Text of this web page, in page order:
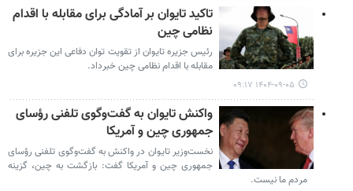
تاکید تایوان بر آمادگی برای مقابله با اقدام
نظامی چین
رئیس جزیره تایوان از تقویت توان دفاعی این جزیره برای
مقابله با اقدام نظامی چین خبرداد.
۱۴۰۴-۰۹-۰۵ ۰۹:۱۷
واکنش تایوان به گفت‌وگوی تلفنی رؤسای
جمهوری چین و آمریکا
نخست‌وزیر تایوان در واکنش به گفت‌وگوی تلفنی رؤسای
جمهوری چین و آمریکا گفت: بازگشت به چین، گزینه
مردم ما نیست.